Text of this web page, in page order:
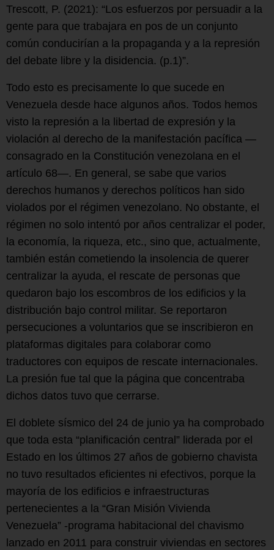
Trescott, P. (2021): “Los esfuerzos por persuadir a la
gente para que trabajara en pos de un conjunto
común conducirían a la propaganda y a la represión
del debate libre y la disidencia. (p.1)”.
Todo esto es precisamente lo que sucede en
Venezuela desde hace algunos años. Todos hemos
visto la represión a la libertad de expresión y la
violación al derecho de la manifestación pacífica —
consagrado en la Constitución venezolana en el
artículo 68—. En general, se sabe que varios
derechos humanos y derechos políticos han sido
violados por el régimen venezolano. No obstante, el
régimen no solo intentó por años centralizar el poder,
la economía, la riqueza, etc., sino que, actualmente,
también están cometiendo la insolencia de querer
centralizar la ayuda, el rescate de personas que
quedaron bajo los escombros de los edificios y la
distribución bajo control militar. Se reportaron
persecuciones a voluntarios que se inscribieron en
plataformas digitales para colaborar como
traductores con equipos de rescate internacionales.
La presión fue tal que la página que concentraba
dichos datos tuvo que cerrarse.
El doblete sísmico del 24 de junio ya ha comprobado
que toda esta “planificación central” liderada por el
Estado en los últimos 27 años de gobierno chavista
no tuvo resultados eficientes ni efectivos, porque la
mayoría de los edificios e infraestructuras
pertenecientes a la “Gran Misión Vivienda
Venezuela” -programa habitacional del chavismo
lanzado en 2011 para construir viviendas en sectores